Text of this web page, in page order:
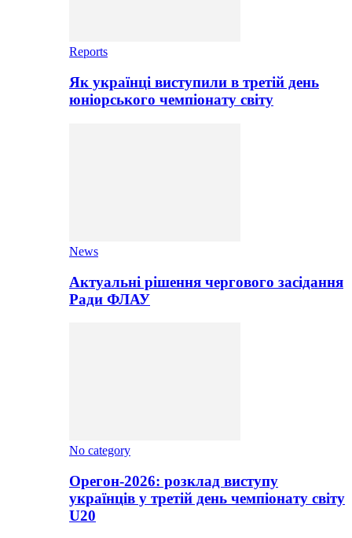
Reports
Як українці виступили в третій день
юніорського чемпіонату світу
News
Актуальні рішення чергового засідання
Ради ФЛАУ
No category
Орегон-2026: розклад виступу
українців у третій день чемпіонату світу
U20